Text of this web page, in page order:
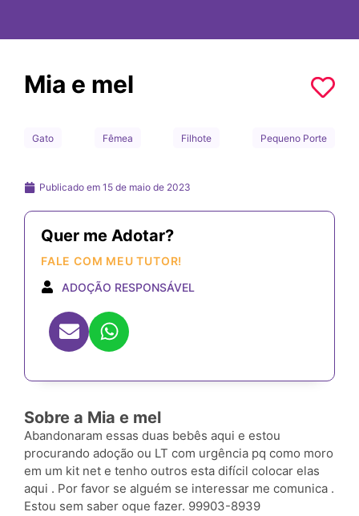
Mia e mel
Gato Fêmea Filhote Pequeno Porte
Publicado em 15 de maio de 2023
Quer me Adotar?
FALE COM MEU TUTOR!
ADOÇÃO RESPONSÁVEL
Sobre a Mia e mel
Abandonaram essas duas bebês aqui e estou
procurando adoção ou LT com urgência pq como moro
em um kit net e tenho outros esta difícil colocar elas
aqui . Por favor se alguém se interessar me comunica .
Estou sem saber oque fazer. 99903-8939